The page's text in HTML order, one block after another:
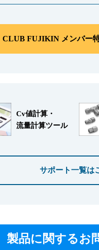
CLUB FUJIKIN メンバー
Cv値計算・
流量計算ツール
サポート一覧は
製品に関するお